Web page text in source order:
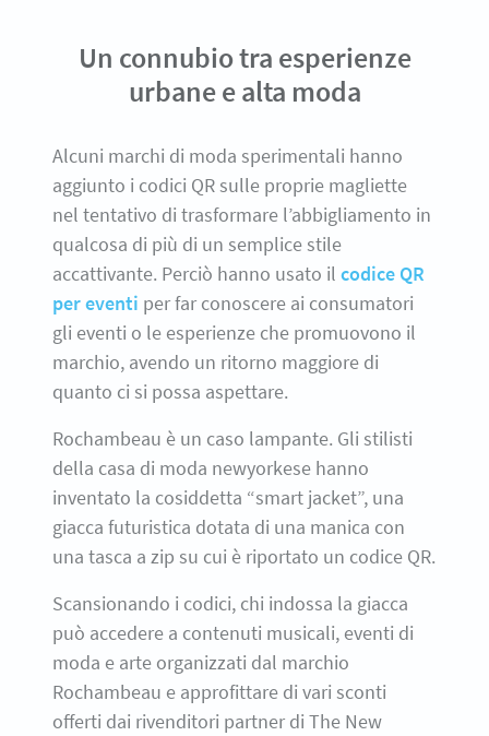
Un connubio tra esperienze
urbane e alta moda
Alcuni marchi di moda sperimentali hanno
aggiunto i codici QR sulle proprie magliette
nel tentativo di trasformare l’abbigliamento in
qualcosa di più di un semplice stile
accattivante. Perciò hanno usato il codice QR
per eventi per far conoscere ai consumatori
gli eventi o le esperienze che promuovono il
marchio, avendo un ritorno maggiore di
quanto ci si possa aspettare.
Rochambeau è un caso lampante. Gli stilisti
della casa di moda newyorkese hanno
inventato la cosiddetta “smart jacket”, una
giacca futuristica dotata di una manica con
una tasca a zip su cui è riportato un codice QR.
Scansionando i codici, chi indossa la giacca
può accedere a contenuti musicali, eventi di
moda e arte organizzati dal marchio
Rochambeau e approfittare di vari sconti
offerti dai rivenditori partner di The New